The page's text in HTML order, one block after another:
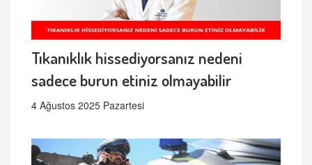
Tıkanıklık hissediyorsanız nedeni
sadece burun etiniz olmayabilir
4 Ağustos 2025 Pazartesi